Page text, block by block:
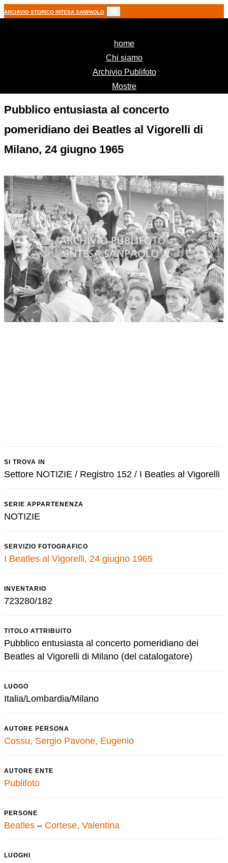
ARCHIVIO STORICO INTESA SANPAOLO
home(current)
Chi siamo
Archivio Publifoto
Mostre
Pubblico entusiasta al concerto
pomeridiano dei Beatles al Vigorelli di
Milano, 24 giugno 1965
SI TROVA IN
Settore NOTIZIE / Registro 152 / I Beatles al Vigorelli
SERIE APPARTENENZA
NOTIZIE
SERVIZIO FOTOGRAFICO
I Beatles al Vigorelli, 24 giugno 1965
INVENTARIO
723280/182
TITOLO ATTRIBUITO
Pubblico entusiasta al concerto pomeridiano dei
Beatles al Vigorelli di Milano (del catalogatore)
LUOGO
Italia/Lombardia/Milano
AUTORE PERSONA
Cossu, Sergio Pavone, Eugenio
AUTORE ENTE
Publifoto
PERSONE
Beatles – Cortese, Valentina
LUOGHI